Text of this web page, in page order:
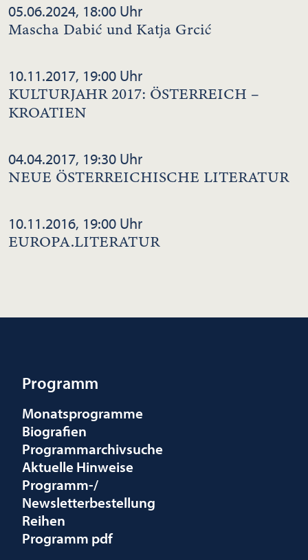
05.06.2024, 18:00 Uhr
Mascha Dabić und Katja Grcić
10.11.2017, 19:00 Uhr
KULTURJAHR 2017: ÖSTERREICH –
KROATIEN
04.04.2017, 19:30 Uhr
NEUE ÖSTERREICHISCHE LITERATUR
10.11.2016, 19:00 Uhr
EUROPA.LITERATUR
Programm
Monatsprogramme
Biografien
Programmarchivsuche
Aktuelle Hinweise
Programm-/
Newsletterbestellung
Reihen
Programm pdf